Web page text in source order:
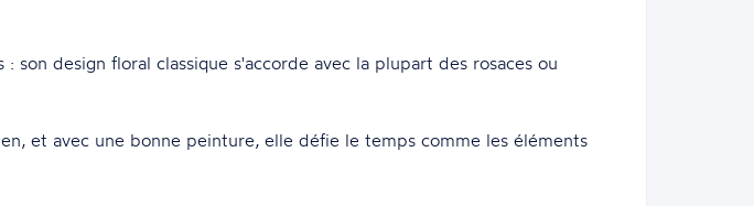
design floral classique s'accorde avec la plupart des rosaces ou
et avec une bonne peinture, elle défie le temps comme les éléments